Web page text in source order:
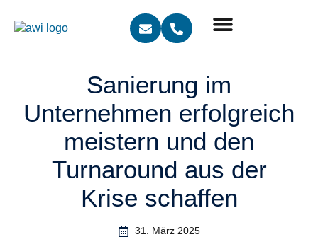
Sanierung im
Unternehmen erfolgreich
meistern und den
Turnaround aus der
Krise schaffen
31. März 2025